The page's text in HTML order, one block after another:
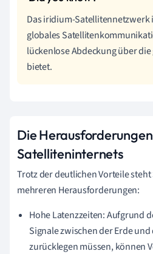
Das iridium-Satellitennetzwerk
globales
lückenlose Abdeckung über
bietet.
Die
Satelliteninternets
Trotz der deutlichen Vorteile
mehreren Herausforderungen:
Hohe Latenzzeiten: Aufgrund
Signale zwischen der Erde
zurücklegen müssen, können